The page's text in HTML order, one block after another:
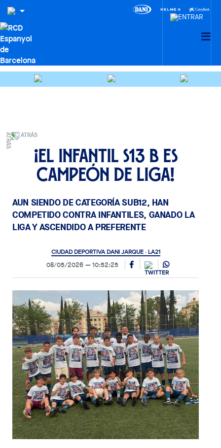
ATRÁS
¡El Infantil S13 B es
campeón de liga!
AUN SIENDO DE CATEGORÍA SUB12, HAN
COMPETIDO CONTRA INFANTILES, GANADO LA
LIGA Y ASCENDIDO A PREFERENTE
CIUDAD DEPORTIVA DANI JARQUE · LA21
08/05/2026 10:52:25